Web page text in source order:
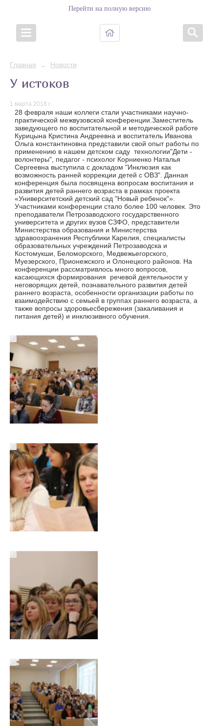
Перейти на полную версию
Главная → Новости
У истоков
1 марта 2018 г.
28 февраля наши коллеги стали участниками научно-
практической межвузовской конференции.Заместитель
заведующего по воспитательной и методической работе
Курицына Кристина Андреевна и воспитатель Иванова
Ольга константиновна представили свой опыт работы по
применению в нашем детском саду технологии"Дети -
волонтеры", педагог - психолог Корниенко Наталья
Сергеевна выступила с докладом "Инклюзия как
возможность ранней коррекции детей с ОВЗ". Данная
конференция была посвящена вопросам воспитания и
развития детей раннего возраста в рамках проекта
«Университетский детский сад "Новый ребенок"».
Участниками конференции стало более 100 человек. Это
преподаватели Петрозаводского государственного
университета и других вузов СЗФО, представители
Министерства образования и Министерства
здравоохранения Республики Карелия, специалисты
образовательных учреждений Петрозаводска и
Костомукши, Беломорского, Медвежьегорского,
Муезерского, Прионежского и Олонецкого районов. На
конференции рассматривлось много вопросов,
касающихся формирования речевой деятельности у
неговорящих детей, познавательного развития детей
раннего возраста, особенности организации работы по
взаимодействию с семьей в группах раннего возраста, а
также вопросы здоровьесбережения (закаливания и
питания детей) и инклюзивного обучения.